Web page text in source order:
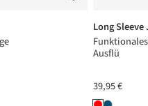
Long Sleeve
Ausflü
39,95 €